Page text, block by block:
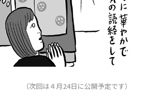
（次回は４月24日に公開予定です）